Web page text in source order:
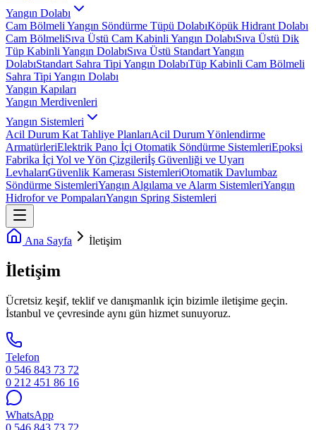
Yangın Dolabı
Cam Bölmeli Yangın Söndürme Tüpü DolabıKöpük Hidrant Dolabı
Cam BölmeliSıva Üstü Cam Kabinli Yangın DolabıSıva Üstü Dik
Tüp Kabinli Yangın DolabıSıva Üstü Standart Yangın
DolabıStandart Sahra Tipi Yangın DolabıTüp Kabinli Cam Bölmeli
Sahra Tipi Yangın Dolabı
Yangın Kapıları
Yangın Merdivenleri
Yangın Sistemleri
Acil Durum Kat Tahliye PlanlarıAcil Durum Yönlendirme
ArmatürleriElektrik Pano İçi Otomatik Söndürme SistemleriEpoksi
Fabrika İçi Yol ve Yön Çizgileriİş Güvenliği ve Uyarı
LevhalarıGüvenlik Kamerası SistemleriOtomatik Davlumbaz
Söndürme SistemleriYangın Algılama ve Alarm SistemleriYangın
Hidrofor ve PompalarıYangın Spring Sistemleri
Ana Sayfa İletişim
İletişim
Ücretsiz keşif, teklif ve danışmanlık için bizimle iletişime geçin.
İstanbul ve çevresinde aynı gün hizmet sunuyoruz.
Telefon
0 546 843 73 72
0 212 451 86 16
WhatsApp
0 546 843 73 72